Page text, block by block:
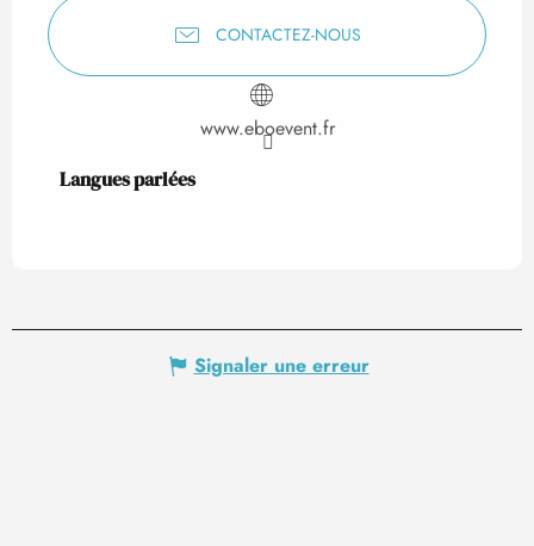
CONTACTEZ-NOUS
www.eboevent.fr
Langues parlées
Langues parlées
Signaler une erreur